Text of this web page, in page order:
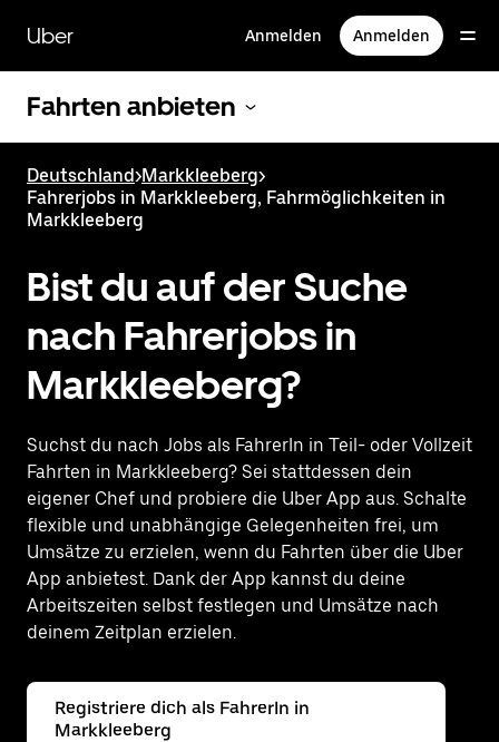
zum
Hauptinhalt
Uber Anmelden Anmelden
Fahrten anbieten
Deutschland>Markkleeberg>
Fahrerjobs in Markkleeberg, Fahrmöglichkeiten in
Markkleeberg
Bist du auf der Suche
nach Fahrerjobs in
Markkleeberg?
Suchst du nach Jobs als FahrerIn in Teil- oder Vollzeit
Fahrten in Markkleeberg? Sei stattdessen dein
eigener Chef und probiere die Uber App aus. Schalte
flexible und unabhängige Gelegenheiten frei, um
Umsätze zu erzielen, wenn du Fahrten über die Uber
App anbietest. Dank der App kannst du deine
Arbeitszeiten selbst festlegen und Umsätze nach
deinem Zeitplan erzielen.
Registriere dich als FahrerIn in
Markkleeberg